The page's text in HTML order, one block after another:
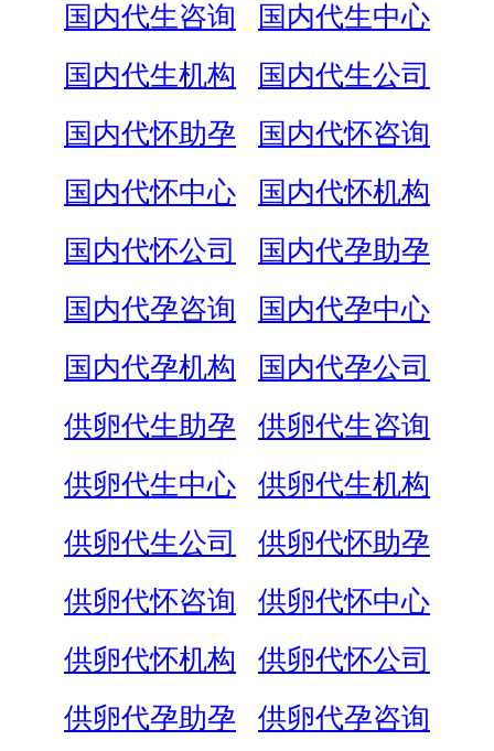
国内代生咨询
国内代生中心
国内代生机构
国内代生公司
国内代怀助孕
国内代怀咨询
国内代怀中心
国内代怀机构
国内代怀公司
国内代孕助孕
国内代孕咨询
国内代孕中心
国内代孕机构
国内代孕公司
供卵代生助孕
供卵代生咨询
供卵代生中心
供卵代生机构
供卵代生公司
供卵代怀助孕
供卵代怀咨询
供卵代怀中心
供卵代怀机构
供卵代怀公司
供卵代孕助孕
供卵代孕咨询